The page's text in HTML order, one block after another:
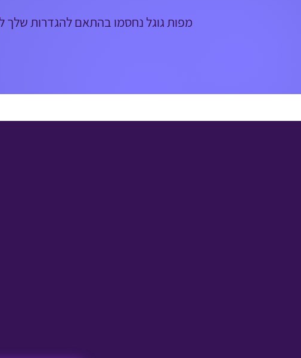
מפות גוגל נחסמו בהתאם להגדרות שלך